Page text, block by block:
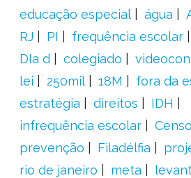
educação especial
água
RJ
PI frequência escolar
DIa d
colegiado
lei
250mil 18M
fora da
estratégia
direitos
IDH
infrequência escolar
prevenção
Filadélfia
rio de janeiro
meta